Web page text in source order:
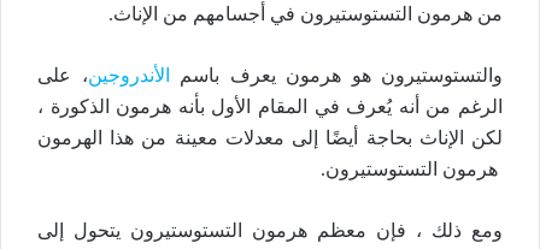
من هرمون التستوستيرون في أجسامهم من الإناث.
والتستوستيرون هو هرمون يعرف باسم الأندروجين، على
الرغم من أنه يُعرف في المقام الأول بأنه هرمون الذكورة ،
لكن الإناث بحاجة أيضًا إلى معدلات معينة من هذا الهرمون
هرمون التستوستيرون.
ومع ذلك ، فإن معظم هرمون التستوستيرون يتحول إلى